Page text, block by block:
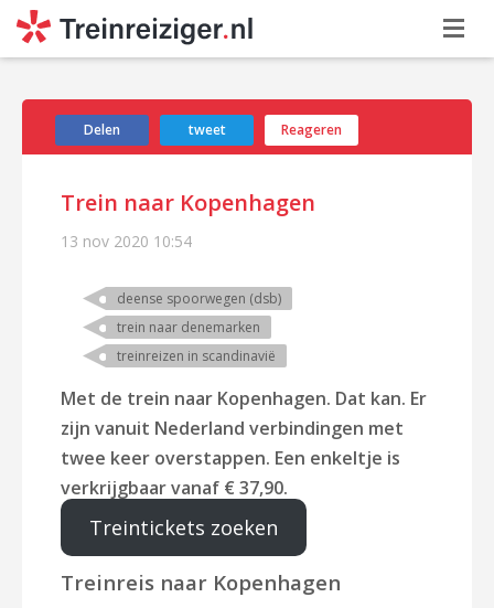
Delen tweet Reageren
Trein naar Kopenhagen
13 nov 2020 10:54
deense spoorwegen (dsb)
trein naar denemarken
treinreizen in scandinavië
Met de trein naar Kopenhagen. Dat kan. Er
zijn vanuit Nederland verbindingen met
twee keer overstappen. Een enkeltje is
verkrijgbaar vanaf € 37,90.
Treintickets zoeken
Treinreis naar Kopenhagen